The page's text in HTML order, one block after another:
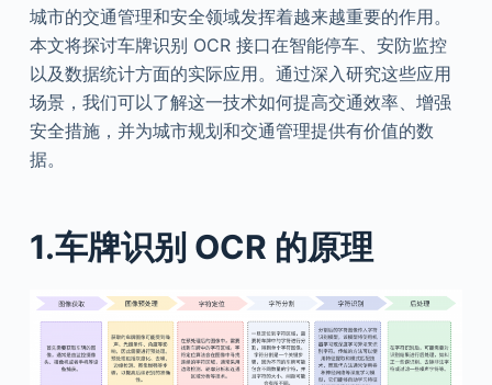
城市的交通管理和安全领域发挥着越来越重要的作用。
本文将探讨车牌识别 OCR 接口在智能停车、安防监控
以及数据统计方面的实际应用。通过深入研究这些应用
场景，我们可以了解这一技术如何提高交通效率、增强
安全措施，并为城市规划和交通管理提供有价值的数
据。
1.车牌识别 OCR 的原理